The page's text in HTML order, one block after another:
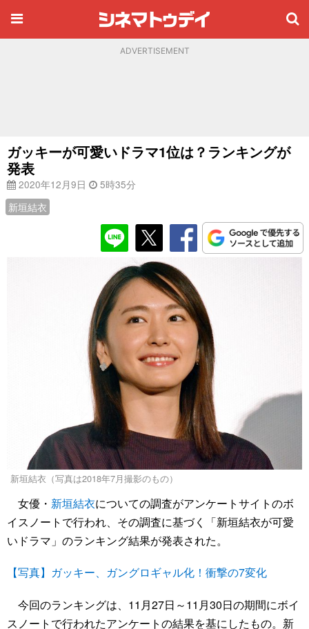
ADVERTISEMENT
ガッキーが可愛いドラマ1位は？ランキングが
発表
2020年12月9日
5時35分
新垣結衣
新垣結衣（写真は2018年7月撮影のもの）
女優・ 新垣結衣についての調査がアンケートサイトのボ
イスノートで行われ、その調査に基づく「新垣結衣が可愛
いドラマ」のランキング結果が発表された。
【写真】ガッキー、ガングロギャル化！衝撃の7変化
今回のランキングは、11月27日～11月30日の期間にボイ
スノートで行われたアンケートの結果を基にしたもの。新